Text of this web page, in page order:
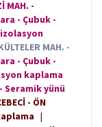
MAH. -
- Çubuk -
izolasyon
MAH. -
- Çubuk -
kaplama
- Seramik yünü
- ÖN
|